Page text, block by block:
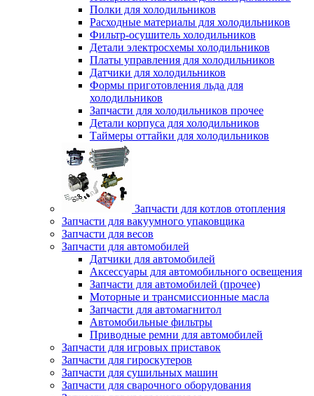
Полки для холодильников
Расходные материалы для холодильников
Фильтр-осушитель холодильников
Детали электросхемы холодильников
Платы управления для холодильников
Датчики для холодильников
Формы приготовления льда для
холодильников
Запчасти для холодильников прочее
Детали корпуса для холодильников
Таймеры оттайки для холодильников
Запчасти для котлов отопления
Запчасти для вакуумного упаковщика
Запчасти для весов
Запчасти для автомобилей
Датчики для автомобилей
Аксессуары для автомобильного освещения
Запчасти для автомобилей (прочее)
Моторные и трансмиссионные масла
Запчасти для автомагнитол
Автомобильные фильтры
Приводные ремни для автомобилей
Запчасти для игровых приставок
Запчасти для гироскутеров
Запчасти для сушильных машин
Запчасти для сварочного оборудования